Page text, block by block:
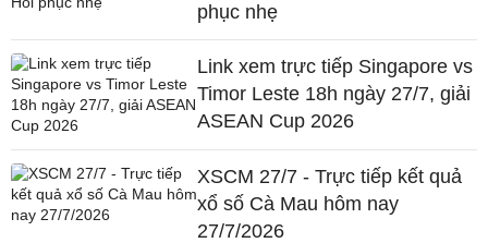
phục nhẹ
Link xem trực tiếp Singapore vs
Timor Leste 18h ngày 27/7, giải
ASEAN Cup 2026
XSCM 27/7 - Trực tiếp kết quả
xổ số Cà Mau hôm nay
27/7/2026